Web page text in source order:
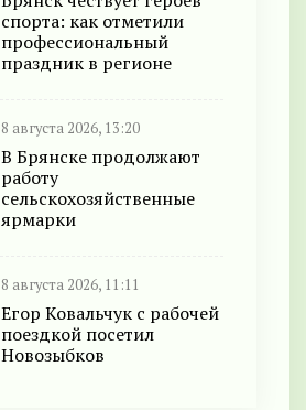
спорта: как отметили
профессиональный
праздник в регионе
8 августа 2026, 13:20
В Брянске продолжают
работу
сельскохозяйственные
ярмарки
8 августа 2026, 11:11
Егор Ковальчук с рабочей
поездкой посетил
Новозыбков